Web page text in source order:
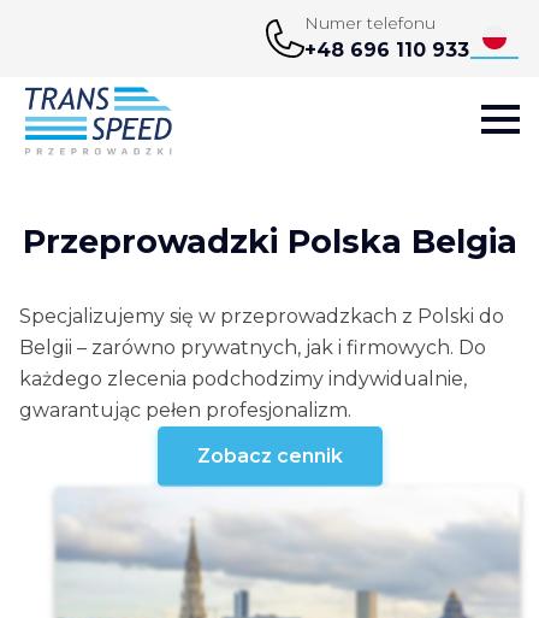
Numer telefonu
+48 696 110 933
Przeprowadzki Polska Belgia
Specjalizujemy się w przeprowadzkach z Polski do
Belgii – zarówno prywatnych, jak i firmowych. Do
każdego zlecenia podchodzimy indywidualnie,
gwarantując pełen profesjonalizm.
Zobacz cennik